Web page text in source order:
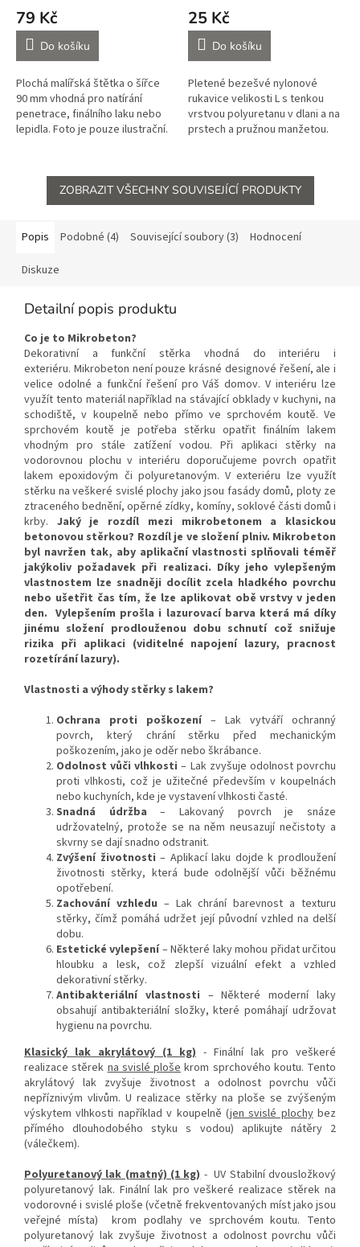
79 Kč
Do košíku
Plochá malířská štětka o šířce
90 mm vhodná pro natírání
penetrace, finálního laku nebo
lepidla. Foto je pouze ilustrační.
25 Kč
Do košíku
Pletené bezešvé nylonové
rukavice velikosti L s tenkou
vrstvou polyuretanu v dlani a na
prstech a pružnou manžetou.
ZOBRAZIT VŠECHNY SOUVISEJÍCÍ PRODUKTY
Popis Podobné (4) Související soubory (3) Hodnocení
Diskuze
Detailní popis produktu
Co je to Mikrobeton?
Dekorativní a funkční stěrka vhodná do interiéru i
exteriéru. Mikrobeton není pouze krásné designové řešení, ale i
velice odolné a funkční řešení pro Váš domov. V interiéru lze
využít tento materiál například na stávající obklady v kuchyni, na
schodiště, v koupelně nebo přímo ve sprchovém koutě. Ve
sprchovém koutě je potřeba stěrku opatřit finálním lakem
vhodným pro stále zatížení vodou. Při aplikaci stěrky na
vodorovnou plochu v interiéru doporučujeme povrch opatřit
lakem epoxidovým či polyuretanovým. V exteriéru lze využít
stěrku na veškeré svislé plochy jako jsou fasády domů, ploty ze
ztraceného bednění, opěrné zídky, komíny, soklové části domů i
krby. Jaký je rozdíl mezi mikrobetonem a klasickou
betonovou stěrkou? Rozdíl je ve složení plniv. Mikrobeton
byl navržen tak, aby aplikační vlastnosti splňovali téměř
jakýkoliv požadavek při realizaci. Díky jeho vylepšeným
vlastnostem lze snadněji docílit zcela hladkého povrchu
nebo ušetřit čas tím, že lze aplikovat obě vrstvy v jeden
den. Vylepšením prošla i lazurovací barva která má díky
jinému složení prodlouženou dobu schnutí což snižuje
rizika při aplikaci (viditelné napojení lazury, pracnost
rozetírání lazury).
Vlastnosti a výhody stěrky s lakem?
Ochrana proti poškození– Lak vytváří ochranný
povrch, který chrání stěrku před mechanickým
poškozením, jako je oděr nebo škrábance.
Odolnost vůči vlhkosti – Lak zvyšuje odolnost povrchu
proti vlhkosti, což je užitečné především v koupelnách
nebo kuchyních, kde je vystavení vlhkosti časté.
Snadná údržba – Lakovaný povrch je snáze
udržovatelný, protože se na něm neusazují nečistoty a
skvrny se dají snadno odstranit.
Zvýšení životnosti – Aplikací laku dojde k prodloužení
životnosti stěrky, která bude odolnější vůči běžnému
opotřebení.
Zachování vzhledu – Lak chrání barevnost a texturu
stěrky, čímž pomáhá udržet její původní vzhled na delší
dobu.
Estetické vylepšení– Některé laky mohou přidat určitou
hloubku a lesk, což zlepší vizuální efekt a vzhled
dekorativní stěrky.
Antibakteriální vlastnosti – Některé moderní laky
obsahují antibakteriální složky, které pomáhají udržovat
hygienu na povrchu.
Klasický lak akrylátový (1 kg) - Finální lak pro veškeré
realizace stěrek na svislé ploše krom sprchového koutu. Tento
akrylátový lak zvyšuje životnost a odolnost povrchu vůči
nepříznivým vlivům. U realizace stěrky na ploše se zvýšeným
výskytem vlhkosti například v koupelně (jen svislé plochybez
přímého dlouhodobého styku s vodou) aplikujte nátěry 2
(válečkem).
Polyuretanový lak (matný) (1 kg) - UV Stabilní dvousložkový
polyuretanový lak. Finální lak pro veškeré realizace stěrek na
vodorovné i svislé ploše (včetně frekventovaných míst jako jsou
veřejné místa) krom podlahy ve sprchovém koutu. Tento
polyuretanový lak zvyšuje životnost a odolnost povrchu vůči